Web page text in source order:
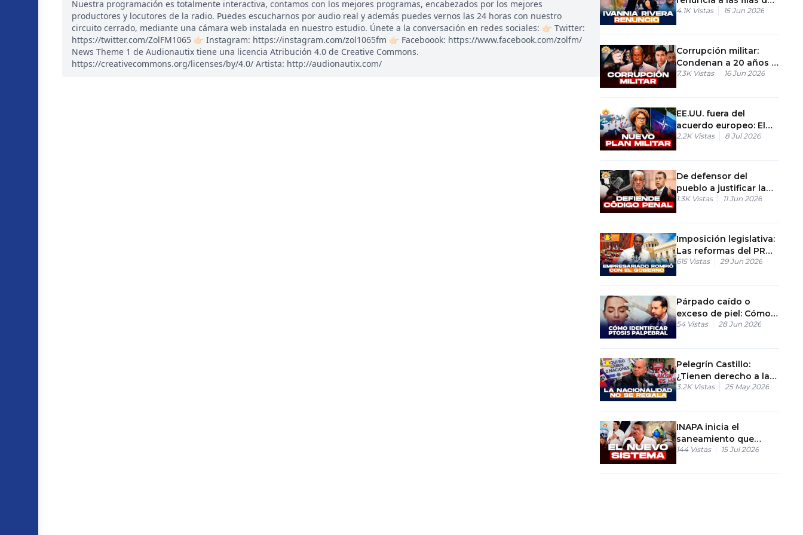
Nuestra programación es totalmente interactiva, contamos con los mejores programas, encabezados por los mejores
productores y locutores de la radio. Puedes escucharnos por audio real y además puedes vernos las 24 horas con nuestro
circuito cerrado, mediante una cámara web instalada en nuestro estudio. Únete a la conversación en redes sociales: 👉🏻 Twitter:
https://twitter.com/ZolFM1065 👉🏻 Instagram: https://instagram.com/zol1065fm 👉🏻 Faceboook: https://www.facebook.com/zolfm/
News Theme 1 de Audionautix tiene una licencia Atribución 4.0 de Creative Commons.
https://creativecommons.org/licenses/by/4.0/ Artista: http://audionautix.com/
la Fuerza del Pueblo
4.1K Vistas 15 Jun 2026
Corrupción militar:
Condenan a 20 años al
entorno de Danilo
7.3K Vistas 16 Jun 2026
EE.UU. fuera del
acuerdo europeo: El
nuevo plan militar de
2.2K Vistas 8 Jul 2026
De defensor del
pueblo a justificar la
censura
1.3K Vistas 11 Jun 2026
Imposición legislativa:
Las reformas del PRM
aprobadas en solo 4
615 Vistas 29 Jun 2026
Párpado caído o
exceso de piel: Cómo
identificar la ptosis
54 Vistas 28 Jun 2026
Pelegrín Castillo:
¿Tienen derecho a la
nacionalidad
3.2K Vistas 25 May 2026
INAPA inicia el
saneamiento que
transformará a Boca
144 Vistas 15 Jul 2026